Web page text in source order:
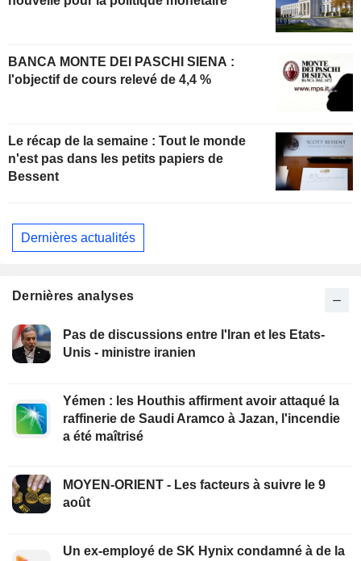
BANCA MONTE DEI PASCHI SIENA :
l'objectif de cours relevé de 4,4 %
Le récap de la semaine : Tout le monde
n'est pas dans les petits papiers de
Bessent
Dernières actualités
Dernières analyses
Pas de discussions entre l'Iran et les Etats-
Unis - ministre iranien
Yémen : les Houthis affirment avoir attaqué la
raffinerie de Saudi Aramco à Jazan, l'incendie
a été maîtrisé
MOYEN-ORIENT - Les facteurs à suivre le 9
août
Un ex-employé de SK Hynix condamné à de la